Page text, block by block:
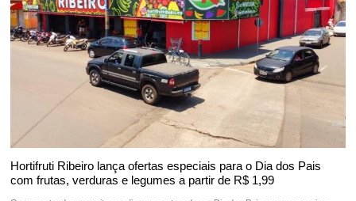
Hortifruti Ribeiro lança ofertas especiais para o Dia dos Pais
com frutas, verduras e legumes a partir de R$ 1,99